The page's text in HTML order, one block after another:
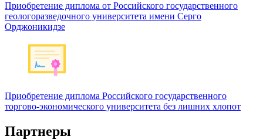
Приобретение диплома от Российского государственного
геологоразведочного университета имени Серго
Орджоникидзе
Приобретение диплома Российского государственного
торгово-экономического университета без лишних хлопот
Партнеры